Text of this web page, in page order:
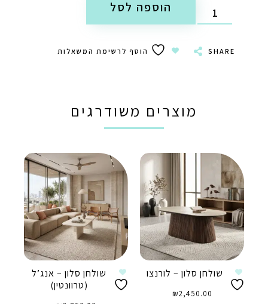
הוספה לסל
SHARE הוסף לרשימת המשאלות
מוצרים משודרגים
שולחן סלון – לורנצו
₪2,450.00
שולחן סלון – אנג’ל
(טרוונטין)